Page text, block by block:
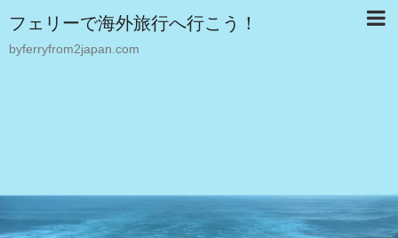
フェリーで海外旅行へ行こう！
byferryfrom2japan.com